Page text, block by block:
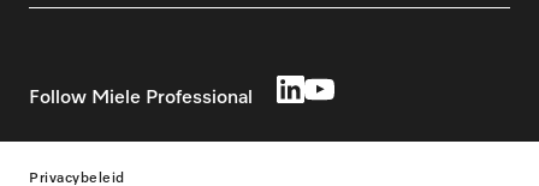
Follow Miele Professional
Privacybeleid